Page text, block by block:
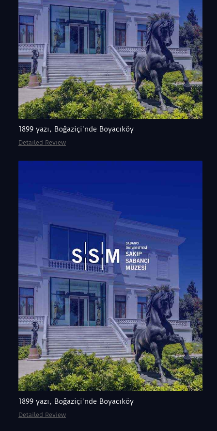
1899 yazı, Boğaziçi'nde Boyacıköy
Detailed Review
1899 yazı, Boğaziçi'nde Boyacıköy
Detailed Review